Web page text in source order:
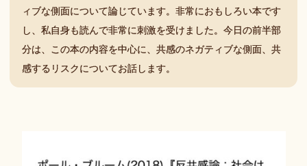
ィブな側面について論じています。非常におもしろい本です
し、私自身も読んで非常に刺激を受けました。今日の前半部
分は、この本の内容を中心に、共感のネガティブな側面、共
感するリスクについてお話します。